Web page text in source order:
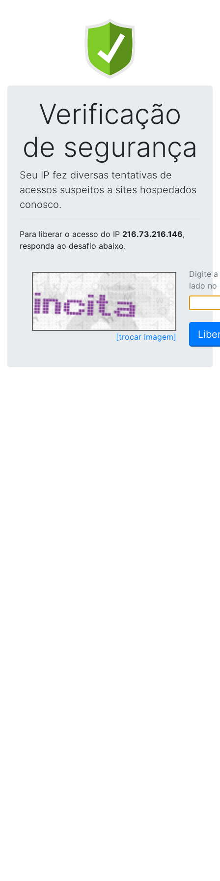
Verificação
de segurança
Seu IP fez diversas tentativas de
acessos suspeitos a sites hospedados
conosco.
Para liberar o acesso do IP 216.73.216.146,
responda ao desafio abaixo.
[trocar imagem]
Digite
lado no